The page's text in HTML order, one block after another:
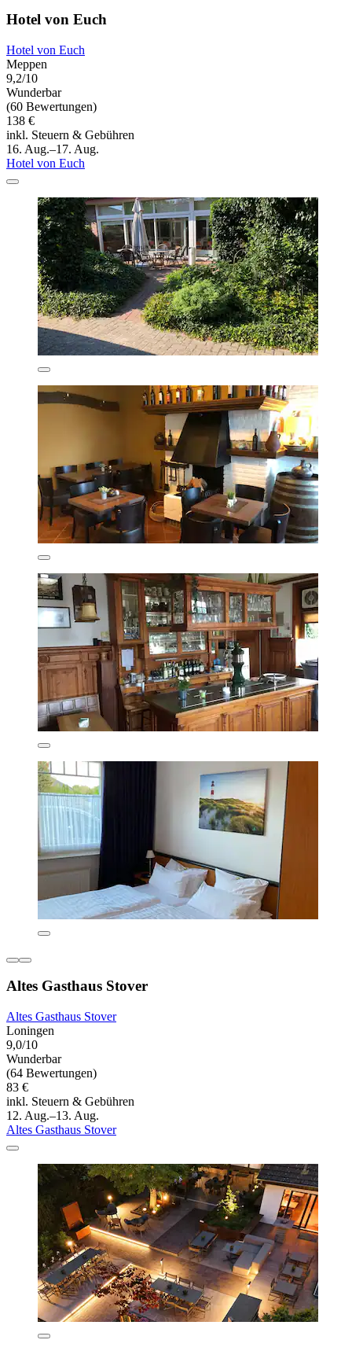
Hotel von Euch
Hotel von Euch
Meppen
9,2/10
Wunderbar
(60 Bewertungen)
138 €
inkl. Steuern & Gebühren
16. Aug.–17. Aug.
Hotel von Euch
Altes Gasthaus Stover
Altes Gasthaus Stover
Loningen
9,0/10
Wunderbar
(64 Bewertungen)
83 €
inkl. Steuern & Gebühren
12. Aug.–13. Aug.
Altes Gasthaus Stover